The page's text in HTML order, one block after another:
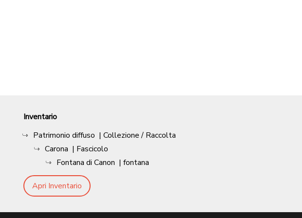
Inventario
Patrimonio diffuso | Collezione / Raccolta
Carona | Fascicolo
Fontana di Canon | fontana
Apri Inventario